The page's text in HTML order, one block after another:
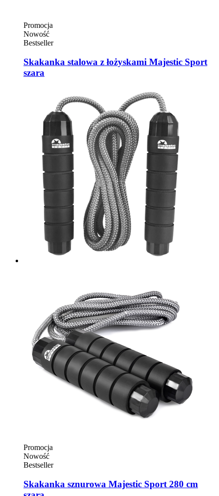
Promocja
Nowość
Bestseller
Skakanka stalowa z łożyskami Majestic Sport
szara
Promocja
Nowość
Bestseller
Skakanka sznurowa Majestic Sport 280 cm